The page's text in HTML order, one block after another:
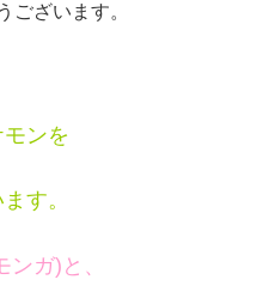
ございます。
ンを
す。
ガ)と、